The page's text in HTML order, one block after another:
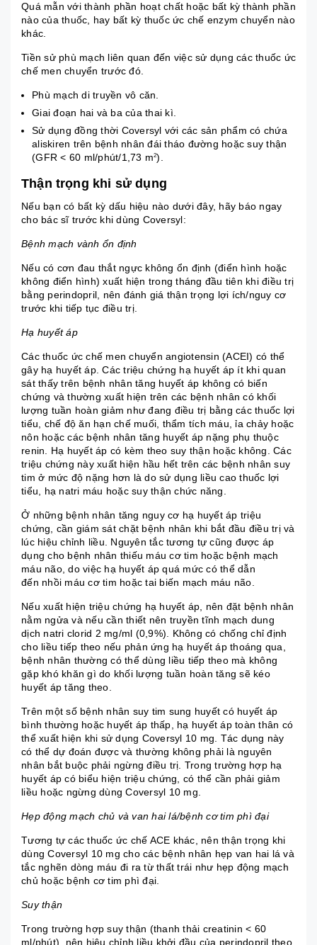
Quá mẫn với thành phần hoạt chất hoặc bất kỳ thành phần
nào của thuốc, hay bất kỳ thuốc ức chế enzym chuyển nào
khác.
Tiền sử phù mạch liên quan đến việc sử dụng các thuốc ức
chế men chuyển trước đó.
Phù mạch di truyền vô căn.
Giai đoạn hai và ba của thai kì.
Sử dụng đồng thời Coversyl với các sản phẩm có chứa
aliskiren trên bệnh nhân đái tháo đường hoặc suy thận
(GFR < 60 ml/phút/1,73 m2).
Thận trọng khi sử dụng
Nếu bạn có bất kỳ dấu hiệu nào dưới đây, hãy báo ngay
cho bác sĩ trước khi dùng Coversyl:
Bệnh mạch vành ổn định
Nếu có cơn đau thắt ngực không ổn định (điển hình hoặc
không điển hình) xuất hiện trong tháng đầu tiên khi điều trị
bằng perindopril, nên đánh giá thận trọng lợi ích/nguy cơ
trước khi tiếp tục điều trị.
Hạ huyết áp
Các thuốc ức chế men chuyển angiotensin (ACEI) có thể
gây hạ huyết áp. Các triệu chứng hạ huyết áp ít khi quan
sát thấy trên bệnh nhân tăng huyết áp không có biến
chứng và thường xuất hiện trên các bệnh nhân có khối
lượng tuần hoàn giảm như đang điều trị bằng các thuốc lợi
tiểu, chế độ ăn hạn chế muối, thẩm tích máu, ỉa chảy hoặc
nôn hoặc các bệnh nhân tăng huyết áp nặng phụ thuộc
renin. Hạ huyết áp có kèm theo suy thận hoặc không. Các
triệu chứng này xuất hiện hầu hết trên các bệnh nhân suy
tim ở mức độ nặng hơn là do sử dụng liều cao thuốc lợi
tiểu, hạ natri máu hoặc suy thận chức năng.
Ở những bệnh nhân tăng nguy cơ hạ huyết áp triệu
chứng, cần giám sát chặt bệnh nhân khi bắt đầu điều trị và
lúc hiệu chỉnh liều. Nguyên tắc tương tự cũng được áp
dụng cho bệnh nhân thiếu máu cơ tim hoặc bệnh mạch
máu não, do việc hạ huyết áp quá mức có thể dẫn
đến nhồi máu cơ tim hoặctai biến mạch máu não
Nếu xuất hiện triệu chứng hạ huyết áp, nên đặt bệnh nhân
nằm ngửa và nếu cần thiết nên truyền tĩnh mạch dung
dịch natri clorid 2 mg/ml (0,9%). Không có chống chỉ định
cho liều tiếp theo nếu phản ứng hạ huyết áp thoáng qua,
bệnh nhân thường có thể dùng liều tiếp theo mà không
gặp khó khăn gì do khối lượng tuần hoàn tăng sẽ kéo
huyết áp tăng theo.
Trên một số bệnh nhân suy tim sung huyết có huyết áp
bình thường hoặc huyết áp thấp, hạ huyết áp toàn thân có
thể xuất hiện khi sử dụng Coversyl 10 mg. Tác dụng này
có thể dự đoán được và thường không phải là nguyên
nhân bắt buộc phải ngừng điều trị. Trong trường hợp hạ
huyết áp có biểu hiện triệu chứng, có thể cần phải giảm
liều hoặc ngừng dùng Coversyl 10 mg.
Hẹp động mạch chủ và van hai lá/bệnh cơ tim phì đại
Tương tự các thuốc ức chế ACE khác, nên thận trọng khi
dùng Coversyl 10 mg cho các bệnh nhân hẹp van hai lá và
tắc nghẽn dòng máu đi ra từ thất trái như hẹp động mạch
chủ hoặc bệnh cơ tim phì đại.
Suy thận
Trong trường hợp suy thận (thanh thải creatinin < 60
ml/phút), nên hiệu chỉnh liều khởi đầu của perindopril theo